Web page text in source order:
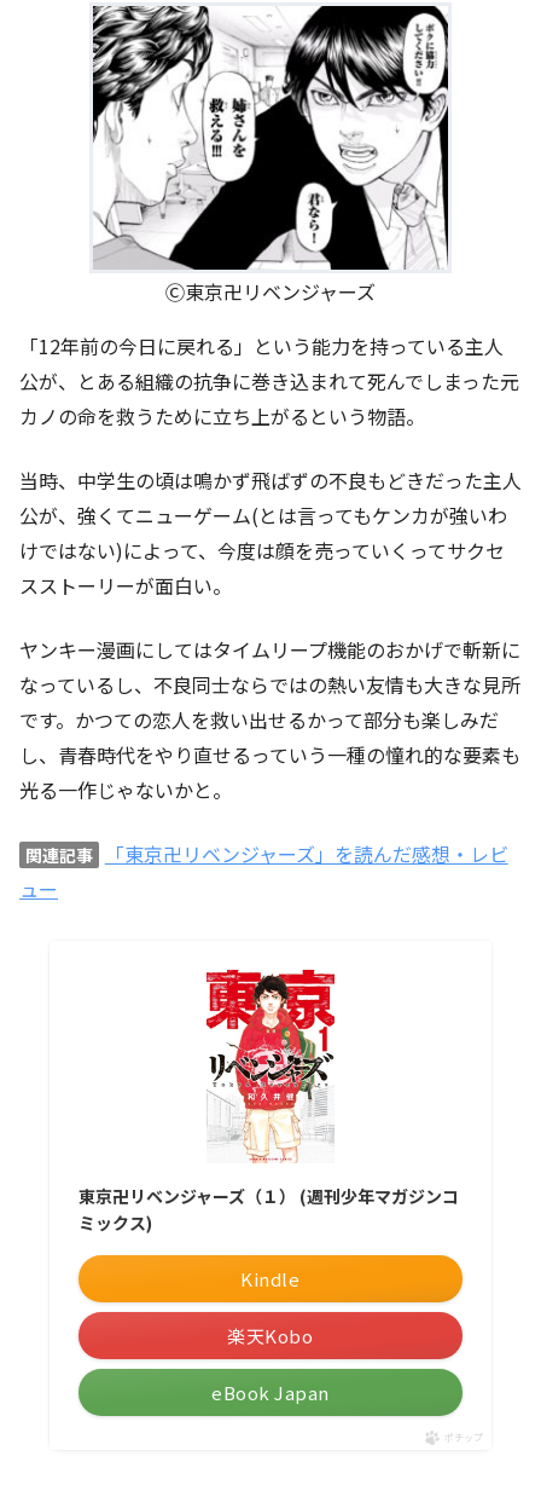
Ⓒ東京卍リベンジャーズ
「12年前の今日に戻れる」という能力を持っている主人
公が、とある組織の抗争に巻き込まれて死んでしまった元
カノの命を救うために立ち上がるという物語。
当時、中学生の頃は鳴かず飛ばずの不良もどきだった主人
公が、強くてニューゲーム(とは言ってもケンカが強いわ
けではない)によって、今度は顔を売っていくってサクセ
スストーリーが面白い。
ヤンキー漫画にしてはタイムリープ機能のおかげで斬新に
なっているし、不良同士ならではの熱い友情も大きな見所
です。かつての恋人を救い出せるかって部分も楽しみだ
し、青春時代をやり直せるっていう一種の憧れ的な要素も
光る一作じゃないかと。
関連記事
「東京卍リベンジャーズ」を読んだ感想・レビ
ュー
東京卍リベンジャーズ（１） (週刊少年マガジンコ
ミックス)
Kindle
楽天Kobo
eBook Japan
ポチップ